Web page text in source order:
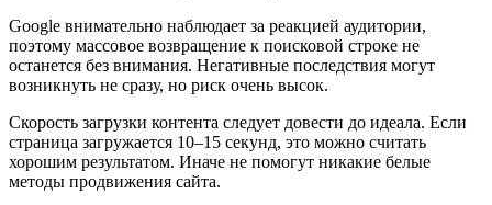
Google внимательно наблюдает за реакцией аудитории,
поэтому массовое возвращение к поисковой строке не
останется без внимания. Негативные последствия могут
возникнуть не сразу, но риск очень высок.
Скорость загрузки контента следует довести до идеала. Если
страница загружается 10–15 секунд, это можно считать
хорошим результатом. Иначе не помогут никакие белые
методы продвижения сайта.